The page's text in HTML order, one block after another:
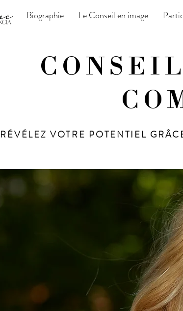
Biographie Le Conseil en image
RÉVÉLEZ VOTRE POTENTIEL